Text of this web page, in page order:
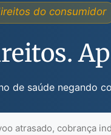
do consumidor
de saúde negando